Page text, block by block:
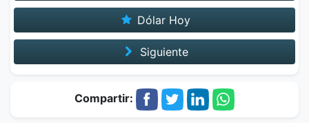
Dólar Hoy
Siguiente
Compartir: